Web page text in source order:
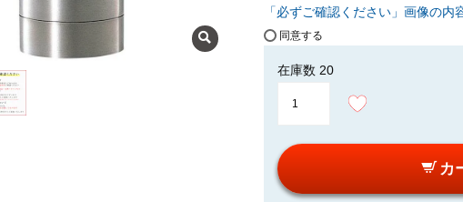
「必ずご確認ください」画像の内
同意する
在庫数 20
カ